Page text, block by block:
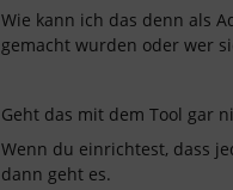
Wie kann ich das denn als
gemacht wurden oder wer
Geht das mit dem Tool gar
Wenn du einrichtest, dass
dann geht es.